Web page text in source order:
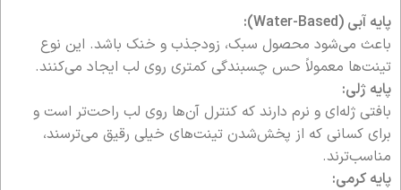
پایه آبی (Water-Based):
باعث می‌شود محصول سبک، زودجذب و خنک باشد. این نوع
تینت‌ها معمولاً حس چسبندگی کمتری روی لب ایجاد می‌کنند.
پایه ژلی:
بافتی ژله‌ای و نرم دارند که کنترل آن‌ها روی لب راحت‌تر است و
برای کسانی که از پخش‌شدن تینت‌های خیلی رقیق می‌ترسند،
مناسب‌ترند.
پایه کرمی: